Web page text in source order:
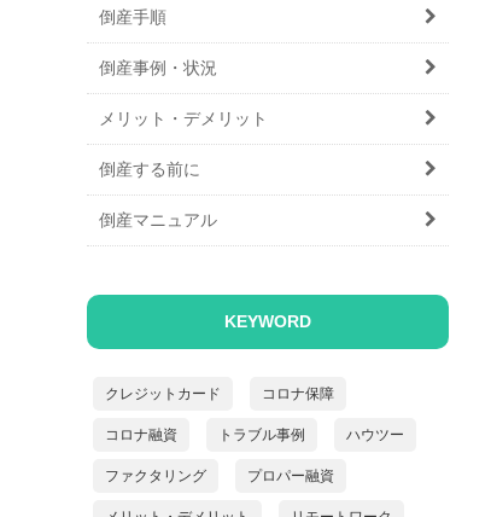
倒産手順
倒産事例・状況
メリット・デメリット
倒産する前に
倒産マニュアル
KEYWORD
クレジットカード コロナ保障
コロナ融資 トラブル事例 ハウツー
ファクタリング プロパー融資